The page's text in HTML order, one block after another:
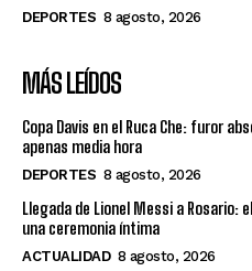
DEPORTES 8 agosto, 2026
MÁS LEÍDOS
Copa Davis en el Ruca Che: furor
apenas media hora
DEPORTES 8 agosto, 2026
Llegada de Lionel Messi a Rosario:
una ceremonia íntima
ACTUALIDAD 8 agosto, 2026